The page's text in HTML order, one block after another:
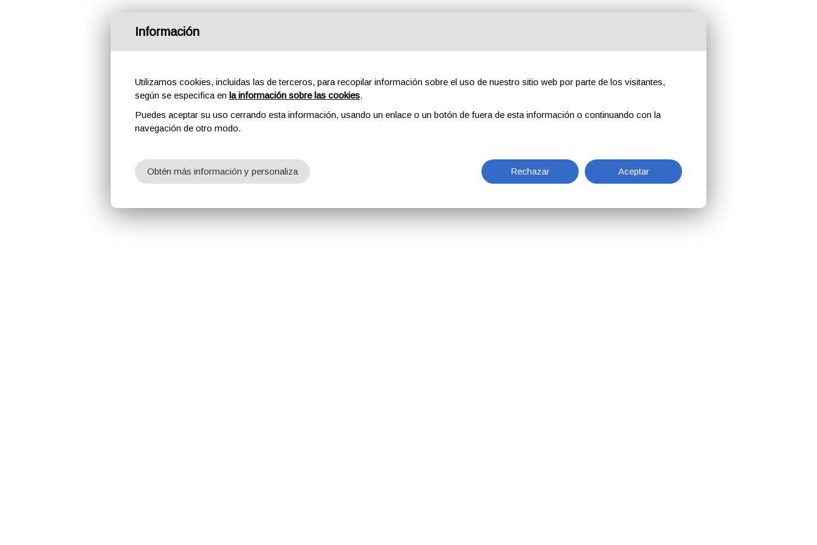
Información
Utilizamos cookies, incluidas las de terceros, para recopilar información sobre el uso de nuestro sitio web por parte de los visitantes,
según se especifica en la información sobre las cookies.
Puedes aceptar su uso cerrando esta información, usando un enlace o un botón de fuera de esta información o continuando con la
navegación de otro modo.
Rechazar Aceptar
Obtén más información y personaliza